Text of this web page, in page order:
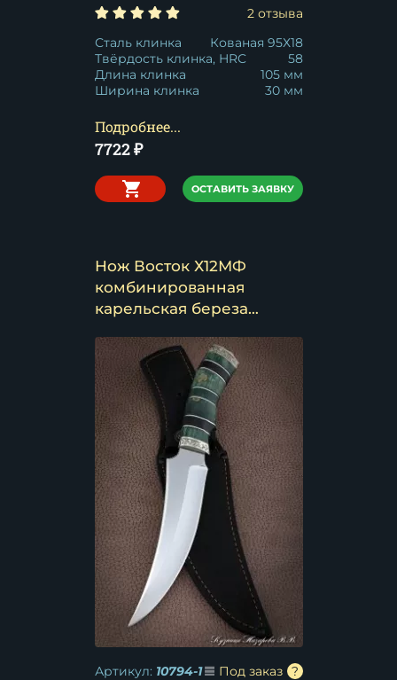
2 отзыва
Сталь клинка
Кованая 95Х18
Твёрдость клинка, HRC
58
Длина клинка
105 мм
Ширина клинка
30 мм
Подробнее...
7722₽
ОСТАВИТЬ ЗАЯВКУ
Нож Восток Х12МФ
комбинированная
карельская береза
Артикул: 10794-1
Под заказ